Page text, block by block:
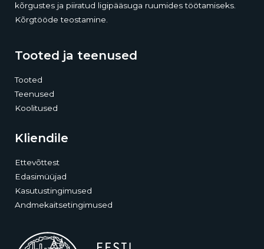
kõrgustes ja piiratud ligipääsuga ruumides töötamiseks.
Kõrgtööde teostamine.
Tooted ja teenused
Tooted
Teenused
Koolitused
Kliendile
Ettevõttest
Edasimüüjad
Kasutustingimused
Andmekaitsetingimused